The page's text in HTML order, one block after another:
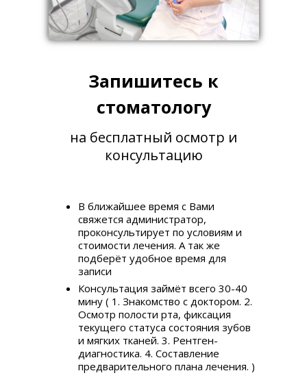
Запишитесь к
стоматологу
на бесплатный осмотр и
консультацию
В ближайшее время с Вами
свяжется администратор,
проконсультирует по условиям и
стоимости лечения. А так же
подберёт удобное время для
записи
Консультация займёт всего 30-40
мину ( 1. Знакомство с доктором. 2.
Осмотр полости рта, фиксация
текущего статуса состояния зубов
и мягких тканей. 3. Рентген-
диагностика. 4. Составление
предварительного плана лечения. )